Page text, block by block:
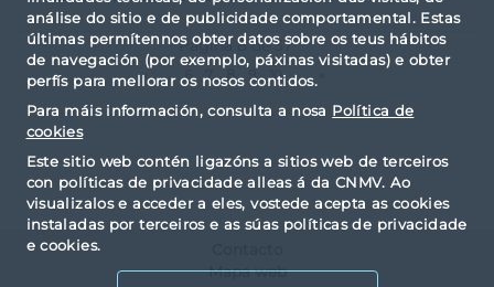
análise do sitio e de publicidade comportamental. Estas
últimas permítennos obter datos sobre os teus hábitos
de navegación (por exemplo, páxinas visitadas) e obter
perfís para mellorar os nosos contidos.
Para máis información, consulta a nosa Política de
cookies
Este sitio web contén ligazóns a sitios web de terceiros
con políticas de privacidade alleas á da CNMV. Ao
visualizalos e acceder a eles, vostede acepta as cookies
instaladas por terceiros e as súas políticas de privacidade
e cookies.
Página 8 de 37
« ... 6 7 8 9 10 ...
Mapa web